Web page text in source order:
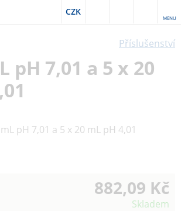
CZK
MENU
Příslušenství
pH 7,01 a 5 x 20
882,09 Kč
Skladem